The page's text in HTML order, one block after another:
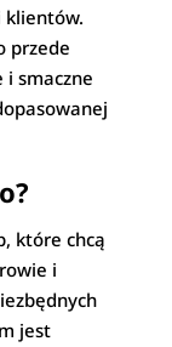
klientów.
przede
i smaczne
które chcą
i
jest